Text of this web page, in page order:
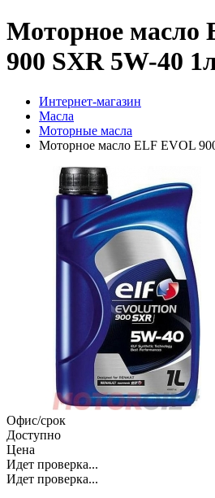
Моторное масло
900 SXR 5W-40
Интернет-магазин
Масла
Моторные масла
Моторное масло ELF EVOL
Офис/срок
Доступно
Цена
Идет проверка...
Идет проверка...